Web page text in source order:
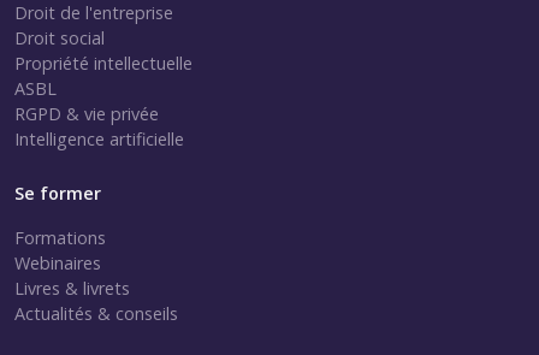
Droit de l'entreprise
Droit social
Propriété intellectuelle
ASBL
RGPD & vie privée
Intelligence artificielle
Se former
Formations
Webinaires
Livres & livrets
Actualités & conseils